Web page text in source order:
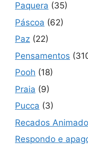
Paquera (35)
Páscoa (62)
Paz (22)
Pensamentos
Pooh (18)
Praia (9)
Pucca (3)
Recados
Respondo e